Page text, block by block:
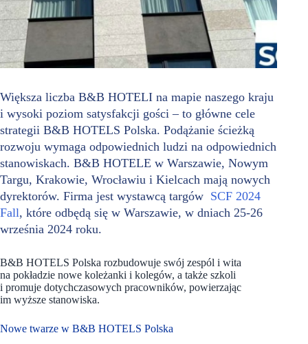
Większa liczba B&B HOTELI na mapie naszego kraju
i wysoki poziom satysfakcji gości – to główne cele
strategii B&B HOTELS Polska. Podążanie ścieżką
rozwoju wymaga odpowiednich ludzi na odpowiednich
stanowiskach. B&B HOTELE w Warszawie, Nowym
Targu, Krakowie, Wrocławiu i Kielcach mają nowych
dyrektorów. Firma jest wystawcą targów SCF 2024
Fall, które odbędą się w Warszawie, w dniach 25-26
września 2024 roku.
B&B HOTELS Polska rozbudowuje swój zespól i wita
na pokładzie nowe koleżanki i kolegów, a także szkoli
i promuje dotychczasowych pracowników, powierzając
im wyższe stanowiska.
Nowe twarze w B&B HOTELS Polska